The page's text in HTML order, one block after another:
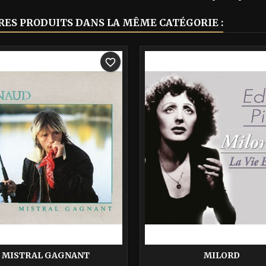
PRODUITS DANS LA MÊME CATÉGORIE :
MISTRAL GAGNANT
favorite_border
MILORD